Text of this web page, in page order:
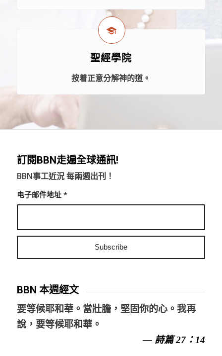
聖經學院
按着正意分解神的道。
訂閱BBN走遍全球通訊!
BBN事工近況 每兩週出刊！
电子邮件地址 *
BBN 本週經文
要等候耶和華。當壯膽，堅固你的心。我再
說，要等候耶和華。
— 詩篇 27：14